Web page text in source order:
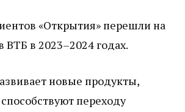
«Открытия» перешли на
ВТБ в 2023–2024 годах.
новые продукты,
переходу